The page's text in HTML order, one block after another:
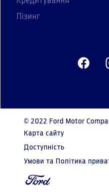
Лізинг
© 2022 Ford Motor
Карта сайту
Доступність
Умови та Політика